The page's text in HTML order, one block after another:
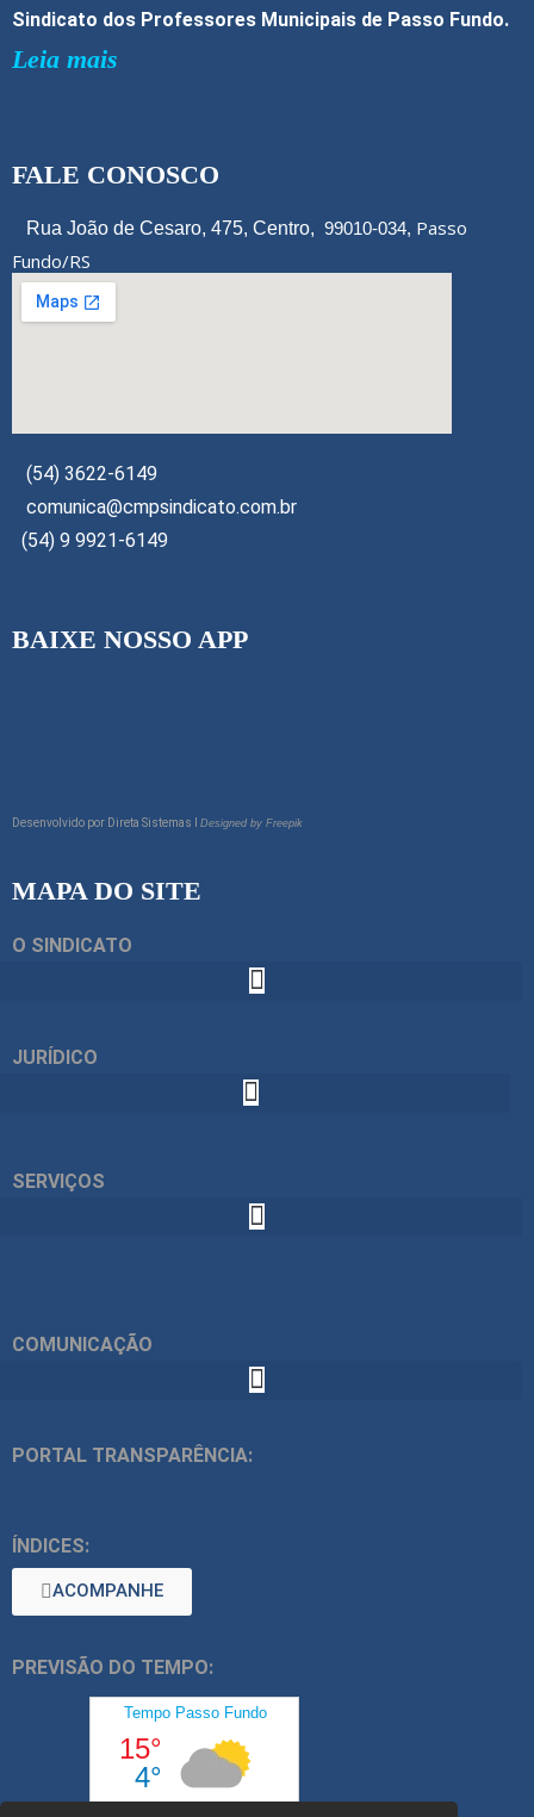
Sindicato dos Professores Municipais de Passo Fundo.
Leia mais
FALE CONOSCO
Rua João de Cesaro, 475, Centro, 99010-034, Passo
Fundo/RS
(54) 3622-6149
comunica@cmpsindicato.com.br
(54) 9 9921-6149
BAIXE NOSSO APP
Desenvolvido por Direta Sistemas I Designed by Freepik
MAPA DO SITE
O SINDICATO
JURÍDICO
SERVIÇOS
COMUNICAÇÃO
PORTAL TRANSPARÊNCIA:
ÍNDICES:
ACOMPANHE
PREVISÃO DO TEMPO: